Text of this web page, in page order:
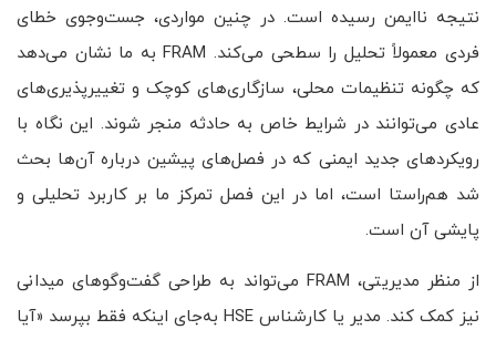
نتیجه ناایمن رسیده است. در چنین مواردی، جست‌وجوی خطای
فردی معمولاً تحلیل را سطحی می‌کند. FRAM به ما نشان می‌دهد
که چگونه تنظیمات محلی، سازگاری‌های کوچک و تغییرپذیری‌های
عادی می‌توانند در شرایط خاص به حادثه منجر شوند. این نگاه با
رویکردهای جدید ایمنی که در فصل‌های پیشین درباره آن‌ها بحث
شد هم‌راستا است، اما در این فصل تمرکز ما بر کاربرد تحلیلی و
پایشی آن است.
از منظر مدیریتی، FRAM می‌تواند به طراحی گفت‌وگوهای میدانی
نیز کمک کند. مدیر یا کارشناس HSE به‌جای اینکه فقط بپرسد «آیا